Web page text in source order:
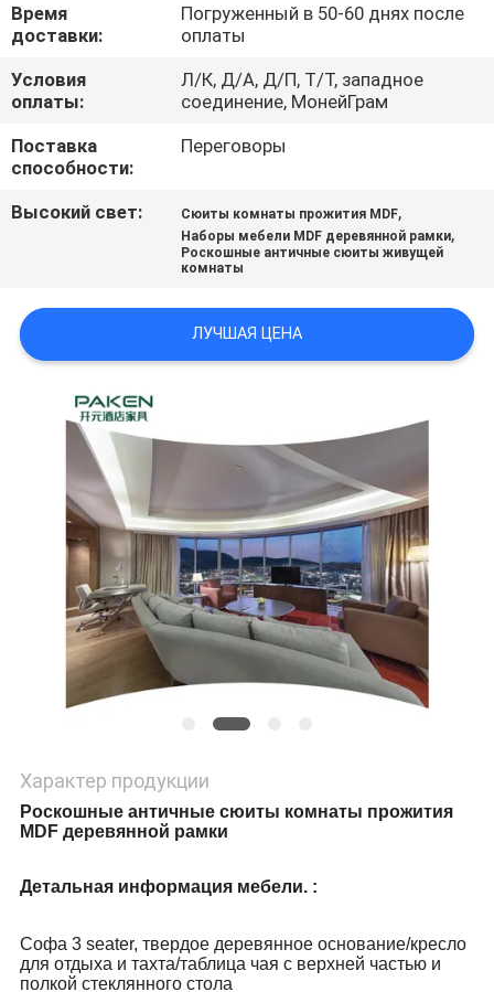
СВЯЖИТЕСЬ
МЫ
СПРОСИТЕ
ЦИТАТУ
САЙТА
PRIVACY
POLICY
Время
доставки:
Погруженный в 50-60 днях после
оплаты
Условия
оплаты:
Л/К, Д/А, Д/П, Т/Т, западное
соединение, МонейГрам
Поставка
способности:
Переговоры
Высокий свет: Сюиты комнаты прожития MDF,
Наборы мебели MDF деревянной рамки,
Роскошные античные сюиты живущей
комнаты
ЛУЧШАЯ ЦЕНА
Характер продукции
Роскошные античные сюиты комнаты прожития
MDF деревянной рамки
Детальная информация мебели. :
Софа 3 seater, твердое деревянное основание/кресло
для отдыха и тахта/таблица чая с верхней частью и
полкой стеклянного стола